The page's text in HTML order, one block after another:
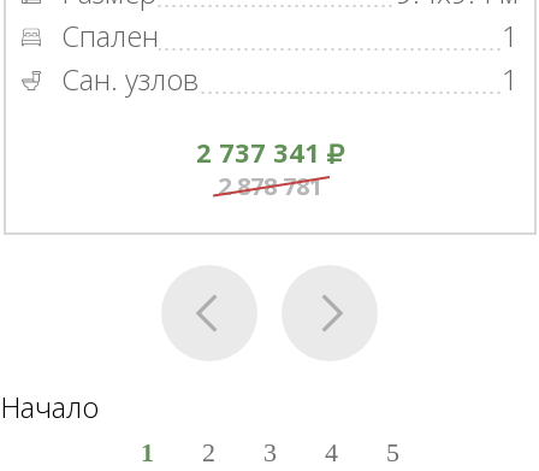
Спален
1
Сан. узлов
1
2 737 341
2 878 781
Начало
1 2 3 4
5